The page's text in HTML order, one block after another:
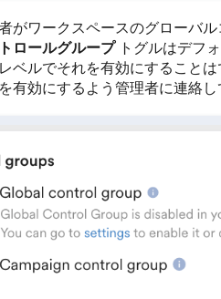
がワークスペースのグローバ
ロールグループ トグルはデフ
ベルでそれを有効にすること
有効にするよう管理者に連絡し